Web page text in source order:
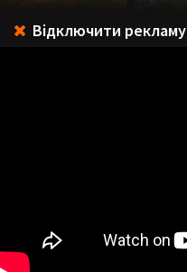
Відключити рекламу